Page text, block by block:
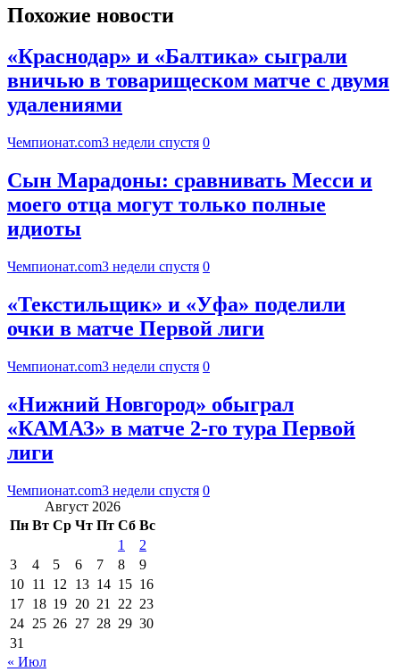
Похожие новости
«Краснодар» и «Балтика» сыграли
вничью в товарищеском матче с двумя
удалениями
Чемпионат.com3 недели спустя 0
Сын Марадоны: сравнивать Месси и
моего отца могут только полные
идиоты
Чемпионат.com3 недели спустя 0
«Текстильщик» и «Уфа» поделили
очки в матче Первой лиги
Чемпионат.com3 недели спустя 0
«Нижний Новгород» обыграл
«КАМАЗ» в матче 2-го тура Первой
лиги
Чемпионат.com3 недели спустя 0
Август 2026
Пн Вт Ср Чт Пт Сб Вс
1
2
3
4 5 6 7 8
9
10 11 12 13 14 15 16
17 18 19 20 21 22 23
24 25 26 27 28 29 30
31
« Июл